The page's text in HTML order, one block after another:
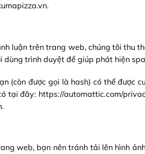
luận trên trang web, chúng tôi thu
dùng trình duyệt để giúp phát hiện
(còn được gọi là hash) có thể được
tại đây: https://automattic.com/
web, bạn nên tránh tải lên hình